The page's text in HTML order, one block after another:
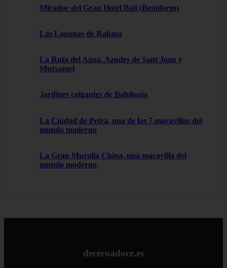
Mirador del Gran Hotel Bali (Benidorm)
Las Lagunas de Rabasa
La Ruta del Agua. Azudes de Sant Joan y
Mutxamel
Jardines colgantes de Babilonia
La Ciudad de Petra, una de las 7 maravillas del
mundo moderno
La Gran Muralla China, una maravilla del
mundo moderno
deceroadoce.es